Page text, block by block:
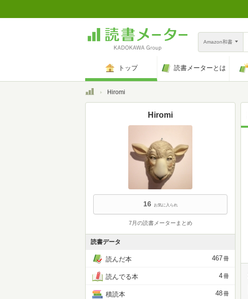
Amazon和書
トップ 読書メーターとは
トップHiromi
Hiromi
16 お気に入られ
7月の読書メーターまとめ
読書データ
読んだ本 467冊
読んでる本 4冊
積読本 48冊